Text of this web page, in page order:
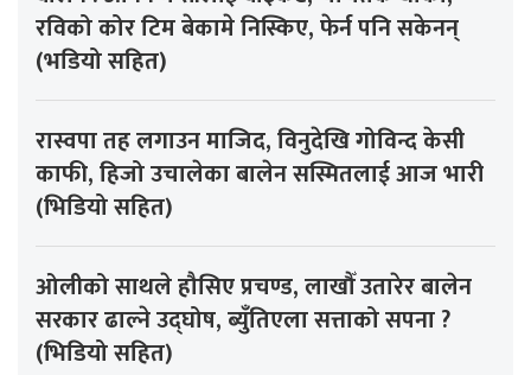
रविको कोर टिम बेकामे निस्किए, फेर्न पनि सकेनन्
(भडियो सहित)
रास्वपा तह लगाउन माजिद, विनुदेखि गोविन्द केसी
काफी, हिजो उचालेका बालेन सस्मितलाई आज भारी
(भिडियो सहित)
ओलीको साथले हौसिए प्रचण्ड, लाखौँ उतारेर बालेन
सरकार ढाल्ने उद्घोष, ब्युँतिएला सत्ताको सपना ?
(भिडियो सहित)